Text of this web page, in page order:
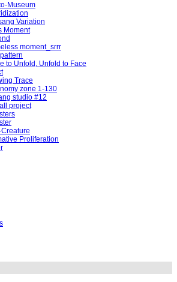
Museum
Variation
Moment
moment_srrr
to Unfold, Unfold to Face
Trace
zone 1-130
studio #12
project
Creature
Proliferation